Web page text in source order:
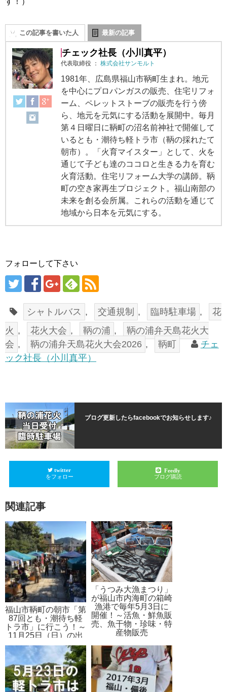
この記事を書いた人 最新の記事
チェック社長（小川真平）
代表取締役 ： 株式会社サンモルト
1981年、広島県福山市鞆町生まれ。地元
を中心にプロパンガスの販売、住宅リフォ
ーム、ペレットストーブの販売を行う傍
ら、地元を元気にする活動を展開中。毎月
第４日曜日に鞆町の沼名前神社で開催して
いるとも・潮待ち軽トラ市（鞆の採れたて
朝市）。「火育マイスター」として、火を
通じて子ども達のココロと生きる力を育む
火育活動。住宅リフォーム大学の講師。鞆
町の空き家再生プロジェクト。福山南部の
未来を創る会所属。これらの活動を通じて
地域から日本を元気にする。
フォローして下さい
シャトルバス , 交通規制 , 臨時駐車場 ,
花
火 , 花火大会 , 鞆の浦 ,
鞆の浦弁天島花火大
会 , 鞆の浦弁天島花火大会2026 , 鞆町
チェ
ック社長（小川真平）
ブログ更新したらfacebookでお知らせします♪
twitter
をフォロー
Feedly
ブログ購読
関連記事
福山市鞆町の朝市「第
87回とも・潮待ち軽
トラ市」に行こう！～
11月25日（日）の出
店者紹介！豚汁の振る
舞いも！
「うつみ大漁まつり」
が福山市内海町の箱崎
漁港で毎年5月3日に
開催！～活魚・鮮魚販
売、魚干物・珍味・特
産物販売